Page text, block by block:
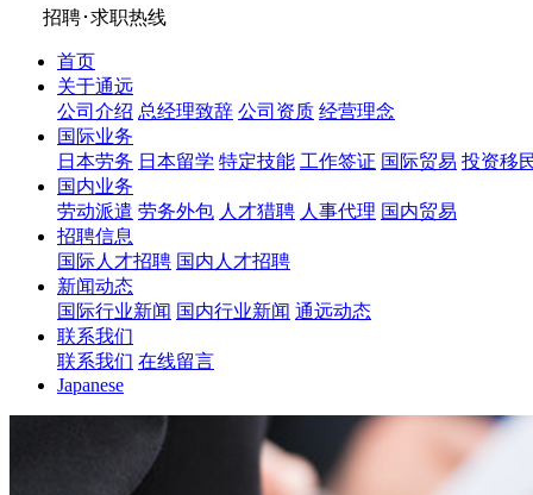
招聘･求职热线
首页
关于通远
公司介绍 总经理致辞 公司资质 经营理念
国际业务
日本劳务 日本留学 特定技能 工作签证 国际贸易 投资移
国内业务
劳动派遣 劳务外包 人才猎聘 人事代理 国内贸易
招聘信息
国际人才招聘 国内人才招聘
新闻动态
国际行业新闻 国内行业新闻 通远动态
联系我们
联系我们 在线留言
Japanese